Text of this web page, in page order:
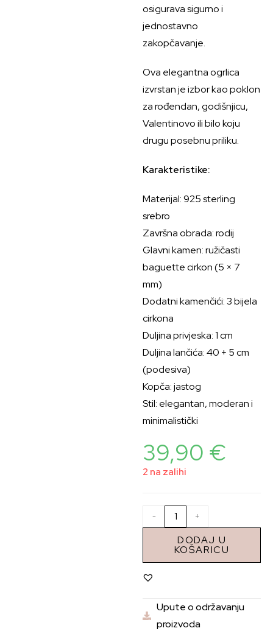
osigurava sigurno i
jednostavno
zakopčavanje.
Ova elegantna ogrlica
izvrstan je izbor kao poklon
za rođendan, godišnjicu,
Valentinovo ili bilo koju
drugu posebnu priliku.
Karakteristike:
Materijal: 925 sterling
srebro
Završna obrada: rodij
Glavni kamen: ružičasti
baguette cirkon (5 × 7
mm)
Dodatni kamenčići: 3 bijela
cirkona
Duljina privjeska: 1 cm
Duljina lančića: 40 + 5 cm
(podesiva)
Kopča: jastog
Stil: elegantan, moderan i
minimalistički
39,90 €
2 na zalihi
- +
DODAJ U
KOŠARICU
Upute o održavanju
proizvoda